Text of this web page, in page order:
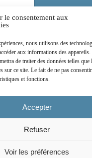
le consentement aux
nous utilisons des
aux informations des
de traiter des données telles que
sur ce site. Le fait de ne pas
et fonctions.
Accepter
Refuser
Voir les préférences
214.2